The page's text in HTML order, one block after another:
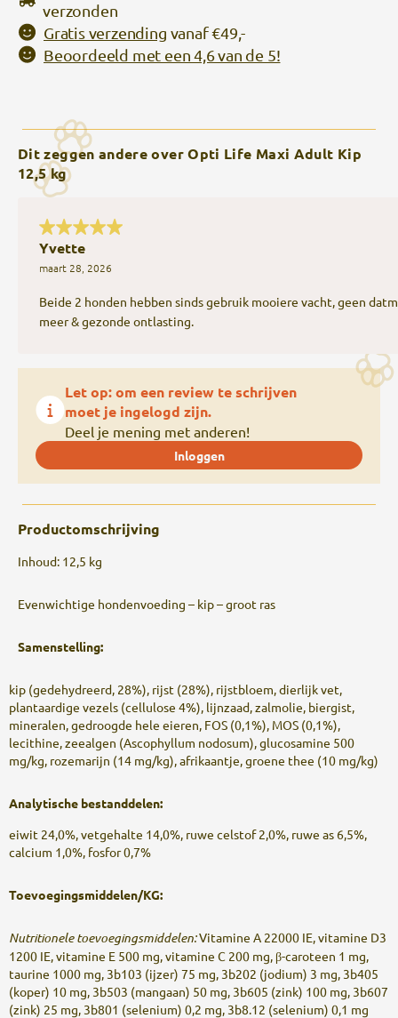
verzonden
Gratis verzending vanaf €49,-
Beoordeeld met een 4,6 van de 5!
Dit zeggen andere over Opti Life Maxi Adult Kip
12,5 kg
Yvette
maart 28, 2026
Beide 2 honden hebben sinds gebruik mooiere vacht, geen
meer & gezonde ontlasting.
Let op: om een review te schrijven
moet je ingelogd zijn.
Deel je mening met anderen!
Inloggen
Productomschrijving
Inhoud: 12,5 kg
Evenwichtige hondenvoeding – kip – groot ras
Samenstelling:
kip (gedehydreerd, 28%), rijst (28%), rijstbloem, dierlijk vet,
plantaardige vezels (cellulose 4%), lijnzaad, zalmolie, biergist,
mineralen, gedroogde hele eieren, FOS (0,1%), MOS (0,1%),
lecithine, zeealgen (Ascophyllum nodosum), glucosamine 500
mg/kg, rozemarijn (14 mg/kg), afrikaantje, groene thee (10 mg/kg)
Analytische bestanddelen:
eiwit 24,0%, vetgehalte 14,0%, ruwe celstof 2,0%, ruwe as 6,5%,
calcium 1,0%, fosfor 0,7%
Toevoegingsmiddelen/KG:
Nutritionele toevoegingsmiddelen:Vitamine A 22000 IE, vitamine D3
1200 IE, vitamine E 500 mg, vitamine C 200 mg, β-caroteen 1 mg,
taurine 1000 mg, 3b103 (ijzer) 75 mg, 3b202 (jodium) 3 mg, 3b405
(koper) 10 mg, 3b503 (mangaan) 50 mg, 3b605 (zink) 100 mg, 3b607
(zink) 25 mg, 3b801 (selenium) 0,2 mg, 3b8.12 (selenium) 0,1 mg